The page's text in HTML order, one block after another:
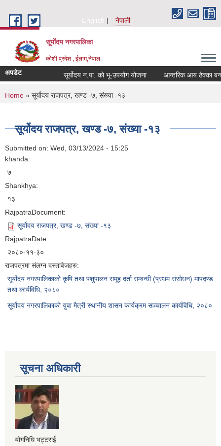
English
नेपाली
सूर्याेदय नगरपालिका
कोशी प्रदेश , ईलाम,नेपाल
अपडेट सूर्योदय न.पा. को भू-उपयोग योजना आन्तरिक आय ठेक्का
You are here
Home » सूर्योदय राजपत्र, खण्ड -७, संख्या -१३
सूर्योदय राजपत्र, खण्ड -७, संख्या -१३
Submitted on: Wed, 03/13/2024 - 15:25
khanda:
७
Shankhya:
१३
RajpatraDocument:
सूर्योदय राजपत्र, खण्ड -७, संख्या -१३
RajpatraDate:
२०८०-११-३०
राजपत्रमा संलग्न दस्तावेजहरु:
सूर्योदय नगरपालिकाको कृषि तथा पशुपालन समूह दर्ता सम्बन्धी (प्रथम संसोधन) मापदण्ड
तथा कार्यविधि, २०८०
सूर्योदय नगरपालिकाको युवा मैत्री स्थानीय शासन कार्यक्रम सञ्चालन कार्यविधि, २०८०
सूचना अधिकारी
योगनिधि भट्टराई